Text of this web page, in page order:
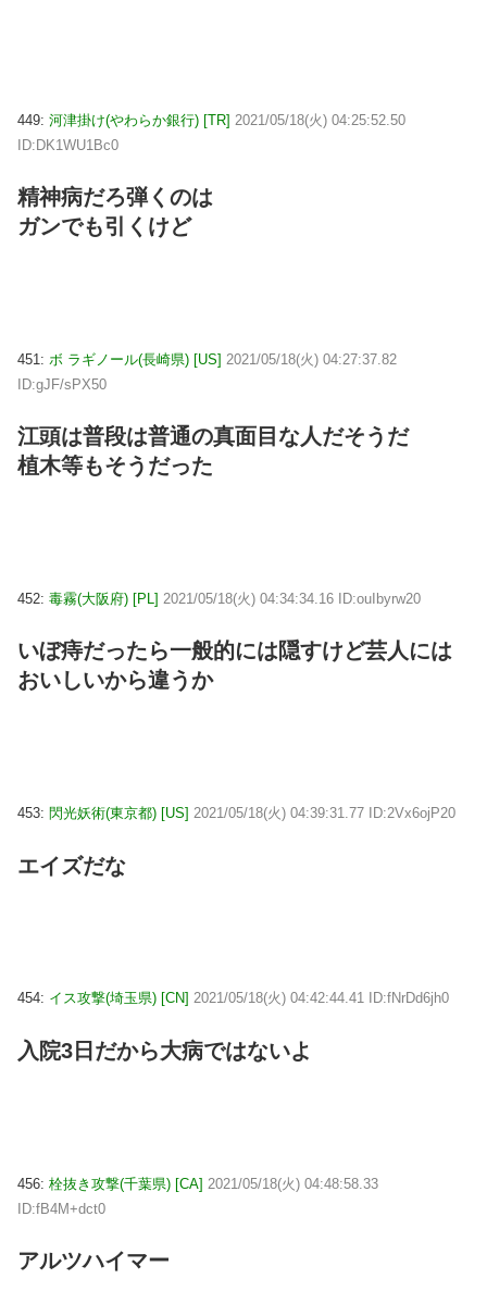
449: 河津掛け(やわらか銀行) [TR] 2021/05/18(火) 04:25:52.50
ID:DK1WU1Bc0
精神病だろ弾くのは
ガンでも引くけど
451: ボ ラギノール(長崎県) [US] 2021/05/18(火) 04:27:37.82
ID:gJF/sPX50
江頭は普段は普通の真面目な人だそうだ
植木等もそうだった
452: 毒霧(大阪府) [PL] 2021/05/18(火) 04:34:34.16 ID:ouIbyrw20
いぼ痔だったら一般的には隠すけど芸人には
おいしいから違うか
453: 閃光妖術(東京都) [US] 2021/05/18(火) 04:39:31.77 ID:2Vx6ojP20
エイズだな
454: イス攻撃(埼玉県) [CN] 2021/05/18(火) 04:42:44.41 ID:fNrDd6jh0
入院3日だから大病ではないよ
456: 栓抜き攻撃(千葉県) [CA] 2021/05/18(火) 04:48:58.33
ID:fB4M+dct0
アルツハイマー